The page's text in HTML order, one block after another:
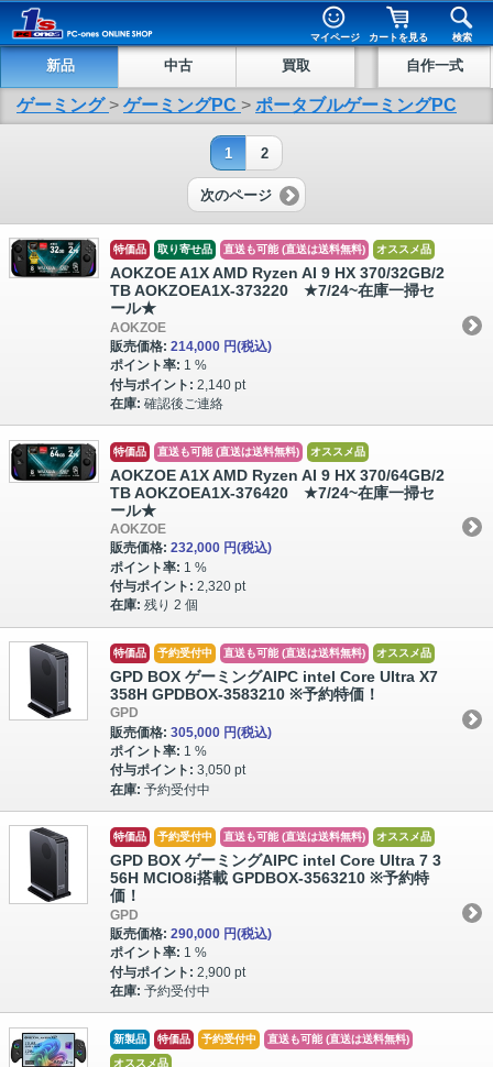
マイページ カートを見る 検索
新品 中古 買取 自作一式
ゲーミング > ゲーミングPC > ポータブルゲーミングPC
1 2
次のページ
特価品 取り寄せ品 直送も可能 (直送は送料無料) オススメ品
AOKZOE A1X AMD Ryzen AI 9 HX 370/32GB/2
TB AOKZOEA1X-373220 ★7/24~在庫一掃セ
ール★
AOKZOE
販売価格: 214,000 円(税込)
ポイント率: 1 %
付与ポイント: 2,140 pt
在庫: 確認後ご連絡
特価品 直送も可能 (直送は送料無料) オススメ品
AOKZOE A1X AMD Ryzen AI 9 HX 370/64GB/2
TB AOKZOEA1X-376420 ★7/24~在庫一掃セ
ール★
AOKZOE
販売価格: 232,000 円(税込)
ポイント率: 1 %
付与ポイント: 2,320 pt
在庫: 残り 2 個
特価品 予約受付中 直送も可能 (直送は送料無料) オススメ品
GPD BOX ゲーミングAIPC intel Core Ultra X7
358H GPDBOX-3583210 ※予約特価！
GPD
販売価格: 305,000 円(税込)
ポイント率: 1 %
付与ポイント: 3,050 pt
在庫: 予約受付中
特価品 予約受付中 直送も可能 (直送は送料無料) オススメ品
GPD BOX ゲーミングAIPC intel Core Ultra 7 3
56H MCIO8i搭載 GPDBOX-3563210 ※予約特
価！
GPD
販売価格: 290,000 円(税込)
ポイント率: 1 %
付与ポイント: 2,900 pt
在庫: 予約受付中
新製品 特価品 予約受付中
直送も可能 (直送は送料無料)
オススメ品